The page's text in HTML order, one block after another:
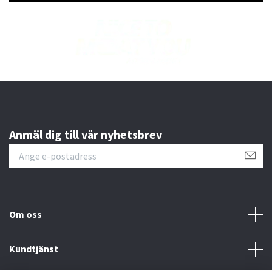
Anmäl dig till vår nyhetsbrev
Om oss
Kundtjänst